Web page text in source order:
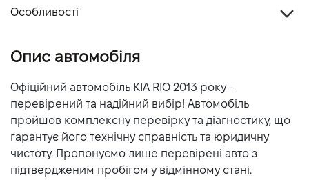
Потужність двигуна (к.с.)
Витрати пального, л/100 км (змішаний)
Динаміка розгону 0-100 км/г
Максимальна швидкiсть, км/г
Особливості
Опис автомобіля
Офіційний автомобіль KIA RIO 2013 року -
перевірений та надійний вибір! Автомобіль
пройшов комплексну перевірку та діагностику, що
гарантує його технічну справність та юридичну
чистоту. Пропонуємо лише перевірені авто з
підтвердженим пробігом у відмінному стані.